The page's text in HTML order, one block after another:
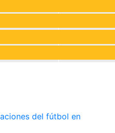
del fútbol en